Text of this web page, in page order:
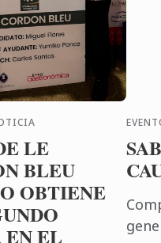
LE
BLEU
OBTIENE
EN EL